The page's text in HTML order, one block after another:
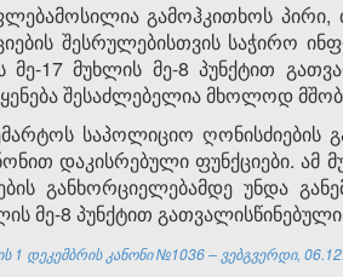
გამოჰკითხოს პირი,
შესრულებისთვის საჭირო
მე-17 მუხლის მე-8 პუნქტით
შესაძლებელია მხოლოდ
საპოლიციო
დაკისრებული ფუნქციები. ამ
განხორციელებამდე უნდა
მე-8 პუნქტით
1 დეკემბრის კანონი №1036 – ვებგვერდი,